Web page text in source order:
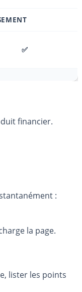
✅
financier.
:
la page.
lister les points